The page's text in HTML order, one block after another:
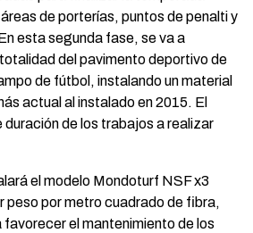
de porterías, puntos de penalti y
esta segunda fase, se va a
del pavimento deportivo de
de fútbol, instalando un material
actual al instalado en 2015. El
de los trabajos a realizar
el modelo Mondoturf NSF x3
peso por metro cuadrado de fibra,
el mantenimiento de los